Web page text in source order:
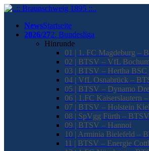
NewsStartseite
2026/272. Bundesliga
Hinrunde
01 | 1. FC Magdeburg –
02 | BTSV – VfL Bochum
03 | BTSV – Hertha BSC
04 | VfL Osnabrück –
05 | BTSV – Dynamo
06 | 1.FC Kaiserslautern
07 | BTSV – Holstein Kiel
08 | SpVgg Fürth – BTSV
09 | BTSV – Hannoi
10 | Arminia Bielefeld –
11 | BTSV – Energie